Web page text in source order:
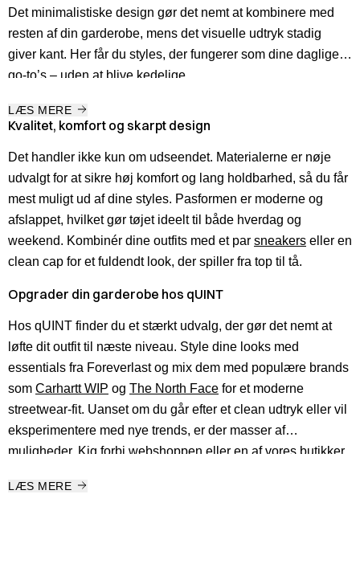
Det minimalistiske design gør det nemt at kombinere med
resten af din garderobe, mens det visuelle udtryk stadig
giver kant. Her får du styles, der fungerer som dine daglige
go-to’s – uden at blive kedelige.
LÆS MERE
Kvalitet, komfort og skarpt design
Det handler ikke kun om udseendet. Materialerne er nøje
udvalgt for at sikre høj komfort og lang holdbarhed, så du får
mest muligt ud af dine styles. Pasformen er moderne og
afslappet, hvilket gør tøjet ideelt til både hverdag og
weekend. Kombinér dine outfits med et par sneakers eller en
clean cap for et fuldendt look, der spiller fra top til tå.
Opgrader din garderobe hos qUINT
Hos qUINT finder du et stærkt udvalg, der gør det nemt at
løfte dit outfit til næste niveau. Style dine looks med
essentials fra Foreverlast og mix dem med populære brands
som Carhartt WIP og The North Face for et moderne
streetwear-fit. Uanset om du går efter et clean udtryk eller vil
eksperimentere med nye trends, er der masser af
muligheder. Kig forbi webshoppen eller en af vores butikker,
LÆS MERE